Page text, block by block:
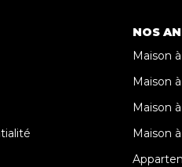
NOS
Maison
Maison
Maison
Maison